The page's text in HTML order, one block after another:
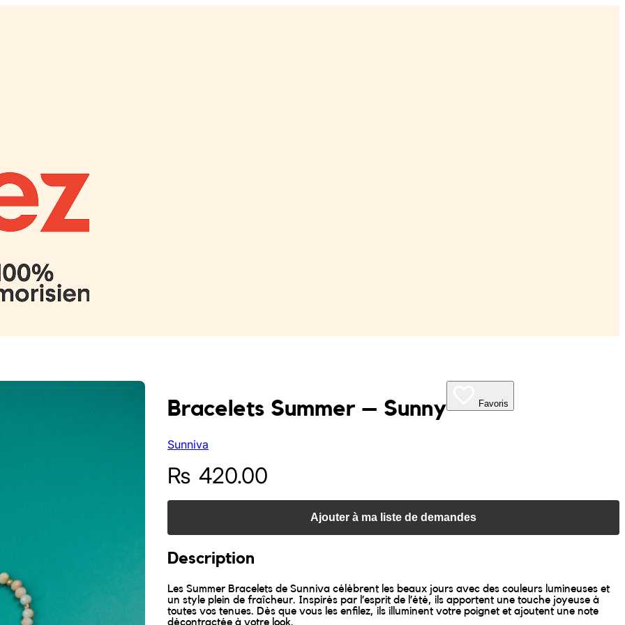
Bracelets Summer – Sunny
Sunniva
Favoris
₨ 420.00
Ajouter à ma liste de demandes
Description
Les Summer Bracelets de Sunniva célèbrent les beaux jours avec des couleurs lumineuses et
un style plein de fraîcheur. Inspirés par l’esprit de l’été, ils apportent une touche joyeuse à
toutes vos tenues. Dès que vous les enfilez, ils illuminent votre poignet et ajoutent une note
décontractée à votre look.